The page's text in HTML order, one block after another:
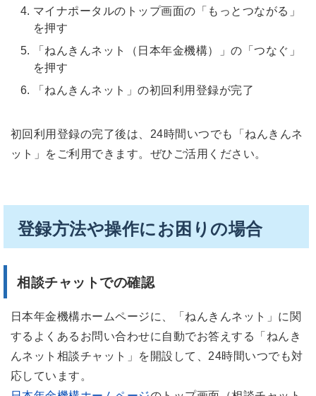
マイナポータルのトップ画面の「もっとつながる」
を押す
「ねんきんネット（日本年金機構）」の「つなぐ」
を押す
「ねんきんネット」の初回利用登録が完了
初回利用登録の完了後は、24時間いつでも「ねんきんネ
ット」をご利用できます。ぜひご活用ください。
登録方法や操作にお困りの場合
相談チャットでの確認
日本年金機構ホームページに、「ねんきんネット」に関
するよくあるお問い合わせに自動でお答えする「ねんき
んネット相談チャット」を開設して、24時間いつでも対
応しています。